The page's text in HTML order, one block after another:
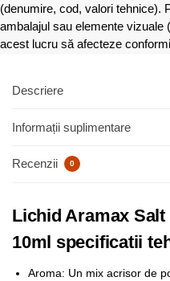
(denumire, cod, valori tehnice).
ambalajul sau elemente vizuale
acest lucru să afecteze
Descriere
Informații suplimentare
Recenzii 0
Lichid Aramax Salt
10ml specificatii
Aroma: Un mix acrisor de